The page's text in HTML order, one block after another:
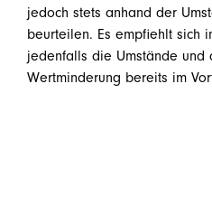
jedoch stets anhand der
beurteilen. Es empfiehlt sich
jedenfalls die Umstände und
Wertminderung bereits im